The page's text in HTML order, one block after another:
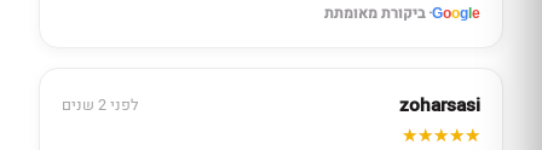
Google · ביקורת מאומתת
zoharsasi לפני 2 שנים